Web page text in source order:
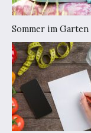
Sommer im